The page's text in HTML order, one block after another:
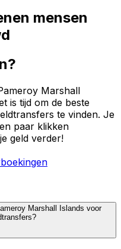
mensen
Marshall
is tijd om de beste
te vinden. Je
paar klikken
geld verder!
Marshall Islands voor